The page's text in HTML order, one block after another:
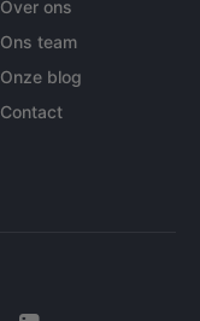
Over ons
Ons team
Onze blog
Contact